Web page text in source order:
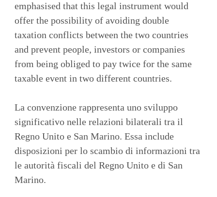
emphasised that this legal instrument would
offer the possibility of avoiding double
taxation conflicts between the two countries
and prevent people, investors or companies
from being obliged to pay twice for the same
taxable event in two different countries.
La convenzione rappresenta uno sviluppo
significativo nelle relazioni bilaterali tra il
Regno Unito e San Marino. Essa include
disposizioni per lo scambio di informazioni tra
le autorità fiscali del Regno Unito e di San
Marino.